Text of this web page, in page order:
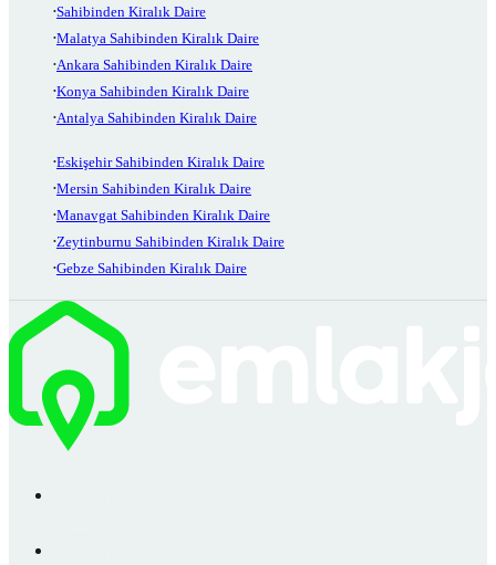
Sahibinden Kiralık Daire
Malatya Sahibinden Kiralık Daire
Ankara Sahibinden Kiralık Daire
Konya Sahibinden Kiralık Daire
Antalya Sahibinden Kiralık Daire
Eskişehir Sahibinden Kiralık Daire
Mersin Sahibinden Kiralık Daire
Manavgat Sahibinden Kiralık Daire
Zeytinburnu Sahibinden Kiralık Daire
Gebze Sahibinden Kiralık Daire